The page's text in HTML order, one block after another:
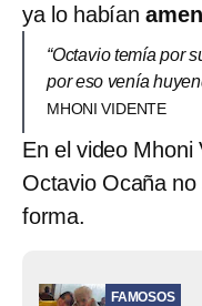
ya lo habían
“Octavio temía por
por eso venía
MHONI VIDENTE
En el video Mhoni
Octavio Ocaña
forma.
FAMOSOS